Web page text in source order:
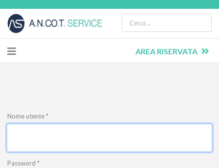
AREA RISERVATA
Nome utente*
Password *